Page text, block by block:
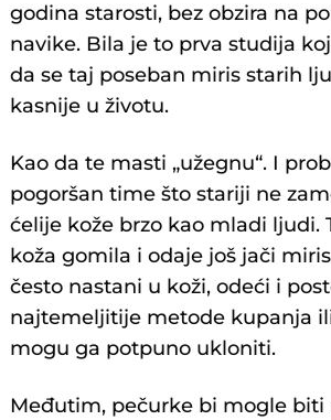
godina starosti, bez obzira na
navike. Bila je to prva studija
da se taj poseban miris starih
kasnije u životu.
Kao da te masti „užegnu“. I
pogoršan time što stariji ne
ćelije kože brzo kao mladi ljudi.
koža gomila i odaje još jači
često nastani u koži, odeći i
najtemeljitije metode kupanja
mogu ga potpuno ukloniti.
Međutim, pečurke bi mogle biti